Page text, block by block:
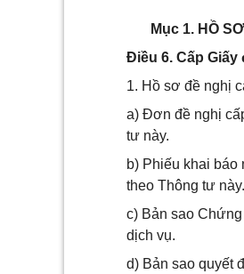
Mục 1. HỒ
Điều 6. Cấp Giấy
1. Hồ sơ đề nghị
a) Đơn đề nghị
tư này.
b) Phiếu khai báo
theo Thông tư này.
c) Bản sao
dịch vụ.
d) Bản sao quyết